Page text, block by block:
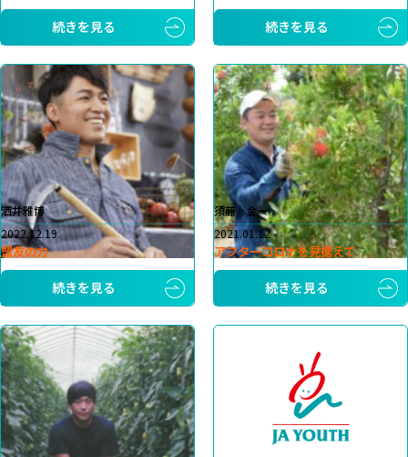
続きを見る
続きを見る
洒井雅博
2022.12.19
盟友の力
続きを見る
須藤 金一
2021.01.12
アフターコロナを見据えて
続きを見る